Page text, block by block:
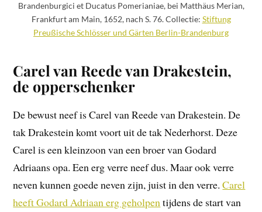
Brandenburgici et Ducatus Pomerianiae, bei Matthäus Merian,
Frankfurt am Main, 1652, nach S. 76. Collectie: Stiftung
Preußische Schlösser und Gärten Berlin-Brandenburg
Carel van Reede van Drakestein,
de opperschenker
De bewust neef is Carel van Reede van Drakestein. De
tak Drakestein komt voort uit de tak Nederhorst. Deze
Carel is een kleinzoon van een broer van Godard
Adriaans opa. Een erg verre neef dus. Maar ook verre
neven kunnen goede neven zijn, juist in den verre.Carel
heeft Godard Adriaan erg geholpentijdens de start van